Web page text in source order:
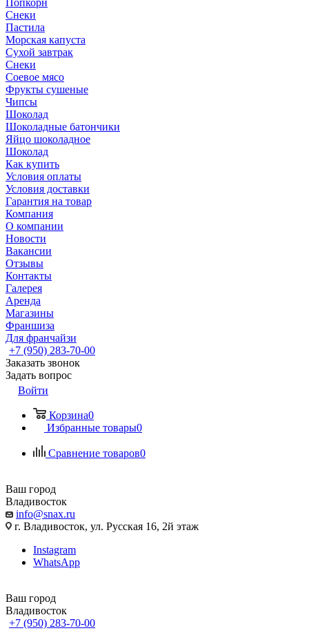
Попкорн
Снеки
Пастила
Морская капуста
Сухой завтрак
Снеки
Соевое мясо
Фрукты сушеные
Чипсы
Шоколад
Шоколадные батончики
Яйцо шоколадное
Шоколад
Как купить
Условия оплаты
Условия доставки
Гарантия на товар
Компания
О компании
Новости
Вакансии
Отзывы
Контакты
Галерея
Аренда
Магазины
Франшиза
Для франчайзи
+7 (950) 283-70-00
Заказать звонок
Задать вопрос
Войти
Корзина0
Избранные товары0
Сравнение товаров0
Ваш город
Владивосток
info@snax.ru
г. Владивосток, ул. Русская 16, 2й этаж
Instagram
WhatsApp
Ваш город
Владивосток
+7 (950) 283-70-00